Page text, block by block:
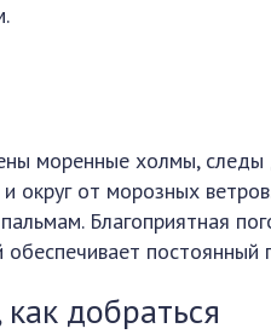
моренные холмы, следы
округ от морозных
Благоприятная
постоянный
добраться